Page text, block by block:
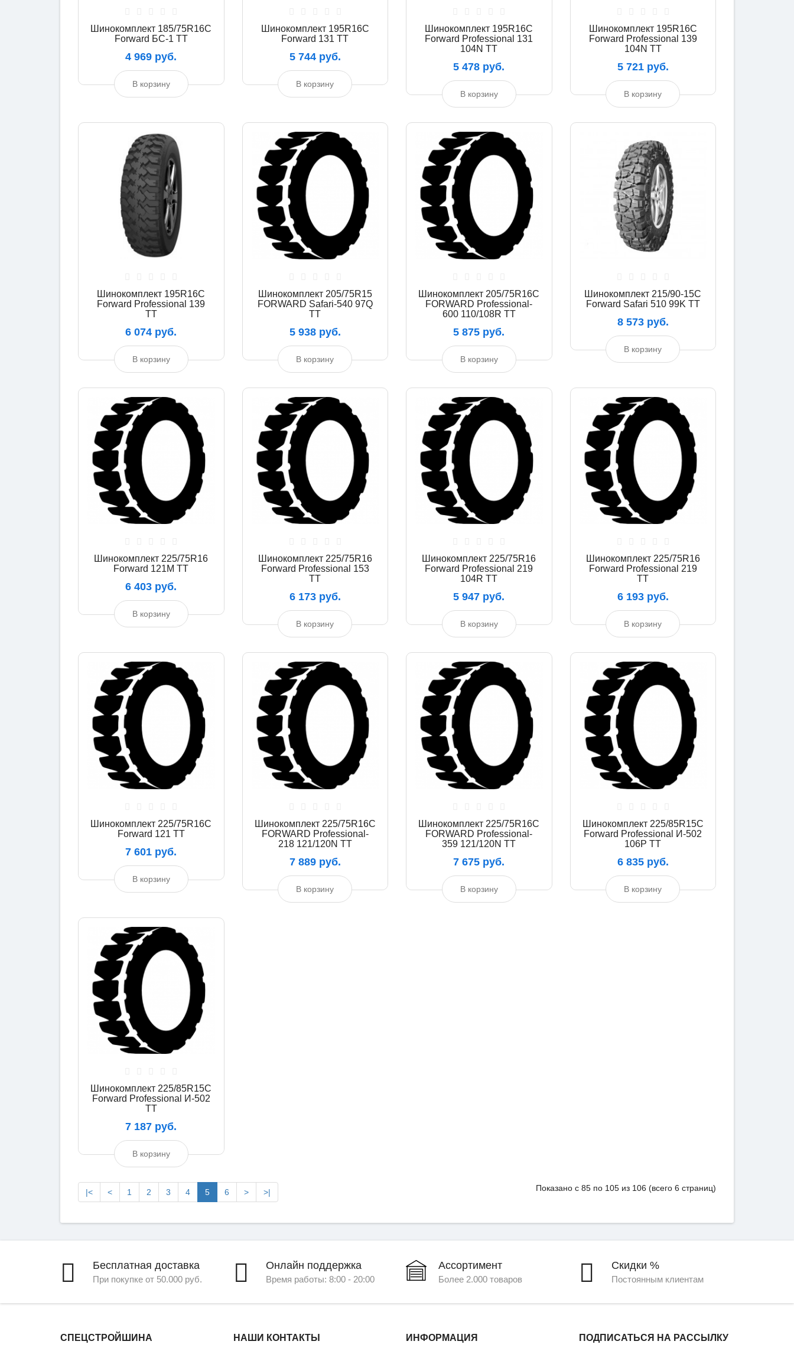
Шинокомплект 185/75R16C
Forward БС-1 TT
4 969 руб.
В корзину
Шинокомплект 195R16C
Forward 131 TT
5 744 руб.
В корзину
Шинокомплект 195R16C
Forward Professional 131
104N TT
5 478 руб.
В корзину
Шинокомплект 195R16C
Forward Professional 139
104N TT
5 721 руб.
В корзину
Шинокомплект 195R16C
Forward Professional 139
TT
6 074 руб.
В корзину
Шинокомплект 205/75R15
FORWARD Safari-540 97Q
TT
5 938 руб.
В корзину
Шинокомплект 205/75R16C
FORWARD Professional-
600 110/108R TT
5 875 руб.
В корзину
Шинокомплект 215/90-15C
Forward Safari 510 99K TT
8 573 руб.
В корзину
Шинокомплект 225/75R16
Forward 121М TT
6 403 руб.
В корзину
Шинокомплект 225/75R16
Forward Professional 153
TT
6 173 руб.
В корзину
Шинокомплект 225/75R16
Forward Professional 219
104R TT
5 947 руб.
В корзину
Шинокомплект 225/75R16
Forward Professional 219
TT
6 193 руб.
В корзину
Шинокомплект 225/75R16C
Forward 121 TT
7 601 руб.
В корзину
Шинокомплект 225/75R16C
FORWARD Professional-
218 121/120N TT
7 889 руб.
В корзину
Шинокомплект 225/75R16C
FORWARD Professional-
359 121/120N TT
7 675 руб.
В корзину
Шинокомплект 225/85R15C
Forward Professional И-502
106P TT
6 835 руб.
В корзину
Шинокомплект 225/85R15C
Forward Professional И-502
TT
7 187 руб.
В корзину
|< < 1 2 3 4 5 6 > >| Показано с 85 по 105 из 106 (всего 6 страниц)
Бесплатная доставка
При покупке от 50.000 руб.
Онлайн поддержка
Время работы: 8:00 - 20:00
Ассортимент
Более 2.000 товаров
Скидки %
Постоянным клиентам
СПЕЦСТРОЙШИНА НАШИ КОНТАКТЫ ИНФОРМАЦИЯ ПОДПИСАТЬСЯ НА РАССЫЛКУ